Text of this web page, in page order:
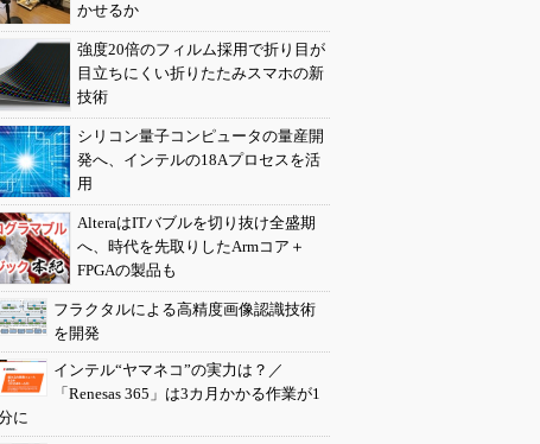
かせるか
強度20倍のフィルム採用で折り目が
目立ちにくい折りたたみスマホの新
技術
シリコン量子コンピュータの量産開
発へ、インテルの18Aプロセスを活
用
AlteraはITバブルを切り抜け全盛期
へ、時代を先取りしたArmコア＋
FPGAの製品も
フラクタルによる高精度画像認識技術
を開発
インテル“ヤマネコ”の実力は？／
「Renesas 365」は3カ月かかる作業が1
に